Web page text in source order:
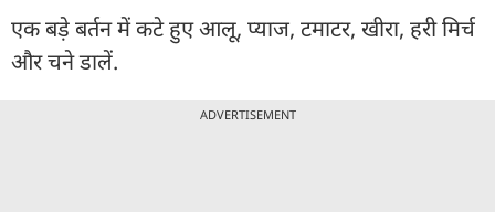
एक बड़े बर्तन में कटे हुए आलू, प्याज, टमाटर, खीरा, हरी मिर्च
और चने डालें.
ADVERTISEMENT